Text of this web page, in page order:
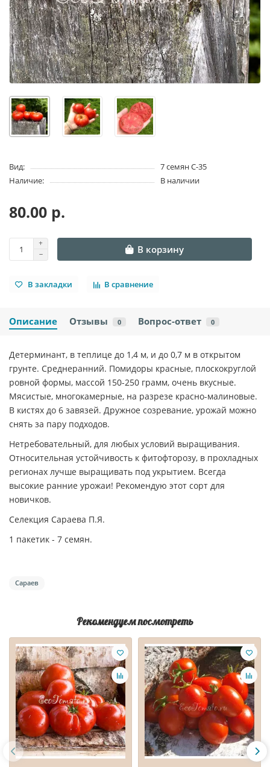
Вид:
7 семян C-35
Наличие:
В наличии
80.00 р.
В корзину
В закладки В сравнение
Описание Отзывы 0 Вопрос-ответ 0
Детерминант, в теплице до 1,4 м, и до 0,7 м в открытом
грунте. Среднеранний. Помидоры красные, плоскокруглой
ровной формы, массой 150-250 грамм, очень вкусные.
Мясистые, многокамерные, на разрезе красно-малиновые.
В кистях до 6 завязей. Дружное созревание, урожай можно
снять за пару подходов.
Нетребовательный, для любых условий выращивания.
Относительная устойчивость к фитофторозу, в прохладных
регионах лучше выращивать под укрытием. Всегда
высокие ранние урожаи! Рекомендую этот сорт для
новичков.
Селекция Сараева П.Я.
1 пакетик - 7 семян.
Сараев
Рекомендуем посмотреть